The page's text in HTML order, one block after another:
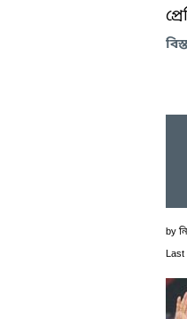
by
Last